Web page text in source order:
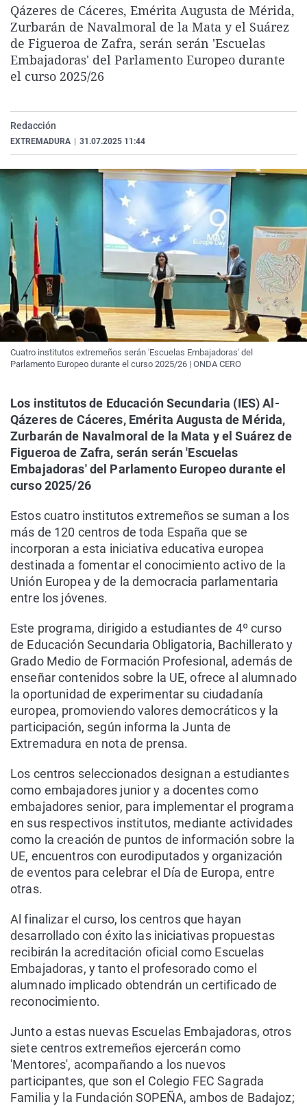
La rosa de los vientos
Gente viajera
Como el perro y el
Caso
Retornados
Equipo de
Extremadura
Galicia
La Rioja
Virales
Televisión
Elecciones
Qázeres de Cáceres, Emérita Augusta de Mérida,
Zurbarán de Navalmoral de la Mata y el Suárez
de Figueroa de Zafra, serán serán 'Escuelas
Embajadoras' del Parlamento Europeo durante
el curso 2025/26
Redacción
EXTREMADURA 31.07.2025 11:44
Cuatro institutos extremeños serán 'Escuelas Embajadoras' del
Parlamento Europeo durante el curso 2025/26 | ONDA CERO
Los institutos de Educación Secundaria (IES) Al-
Qázeres de Cáceres, Emérita Augusta de Mérida,
Zurbarán de Navalmoral de la Mata y el Suárez de
Figueroa de Zafra, serán serán 'Escuelas
Embajadoras' del Parlamento Europeo durante el
curso 2025/26
Estos cuatro institutos extremeños se suman a los
más de 120 centros de toda España que se
incorporan a esta iniciativa educativa europea
destinada a fomentar el conocimiento activo de la
Unión Europea y de la democracia parlamentaria
entre los jóvenes.
Este programa, dirigido a estudiantes de 4º curso
de Educación Secundaria Obligatoria, Bachillerato y
Grado Medio de Formación Profesional, además de
enseñar contenidos sobre la UE, ofrece al alumnado
la oportunidad de experimentar su ciudadanía
europea, promoviendo valores democráticos y la
participación, según informa la Junta de
Extremadura en nota de prensa.
Los centros seleccionados designan a estudiantes
como embajadores junior y a docentes como
embajadores senior, para implementar el programa
en sus respectivos institutos, mediante actividades
como la creación de puntos de información sobre la
UE, encuentros con eurodiputados y organización
de eventos para celebrar el Día de Europa, entre
otras.
Al finalizar el curso, los centros que hayan
desarrollado con éxito las iniciativas propuestas
recibirán la acreditación oficial como Escuelas
Embajadoras, y tanto el profesorado como el
alumnado implicado obtendrán un certificado de
reconocimiento.
Junto a estas nuevas Escuelas Embajadoras, otros
siete centros extremeños ejercerán como
'Mentores', acompañando a los nuevos
participantes, que son el Colegio FEC Sagrada
Familia y la Fundación SOPEÑA, ambos de Badajoz;